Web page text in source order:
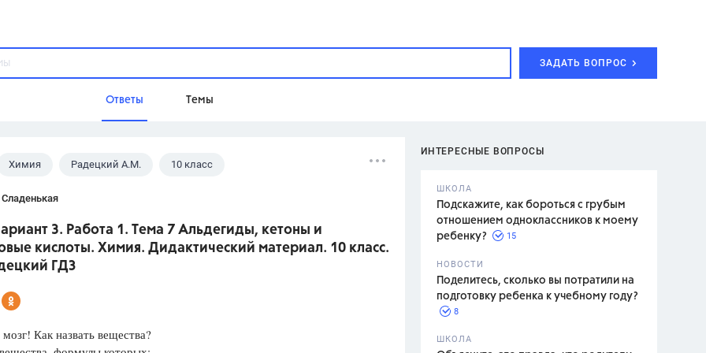
ЗАДАТЬ ВОПРОС
Ответы Темы
Домашнее задание
Школа
ИНТЕРЕСНЫЕ ВОПРОСЫ
ШКОЛА
Подскажите, как бороться с грубым
отношением одноклассников к моему
ребенку?
15
НОВОСТИ
Поделитесь, сколько вы потратили на
подготовку ребенка к учебному году?
8
ШКОЛА
Химия Радецкий А.М. 10 класс
3. Работа 1. Тема 7 Альдегиды, кетоны и
кислоты. Химия. Дидактический материал. 10 класс.
ГДЗ
Как назвать вещества?